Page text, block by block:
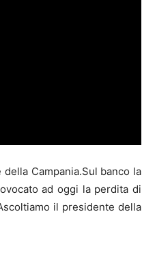
Campania.Sul banco la
ad oggi la perdita di
il presidente della